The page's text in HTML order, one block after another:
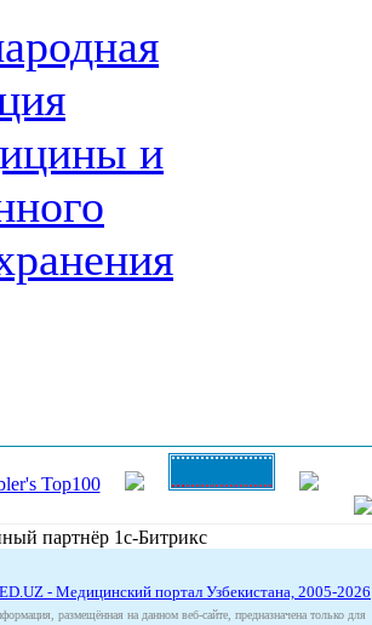
и
- Медицинский портал Узбекистана, 2005-2026
размещённая на данном веб-сайте, предназначена только для